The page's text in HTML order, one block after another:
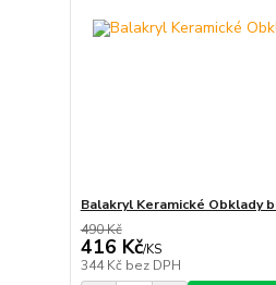
Balakryl Keramické Obklady
490 Kč
416 Kč/KS
344 Kč bez DPH